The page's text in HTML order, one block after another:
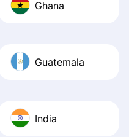
Ghana
Guatemala
India